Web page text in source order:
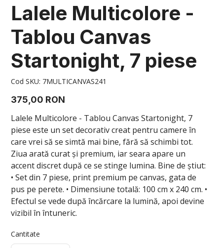
Lalele Multicolore -
Tablou Canvas
Startonight, 7 piese
Cod SKU: Cod
SKU
7MULTICANVAS241
Preț
375,00 RON
Lalele Multicolore - Tablou Canvas Startonight, 7
piese este un set decorativ creat pentru camere în
care vrei să se simtă mai bine, fără să schimbi tot.
Ziua arată curat și premium, iar seara apare un
accent discret după ce se stinge lumina. Bine de știut:
• Set din 7 piese, print premium pe canvas, gata de
pus pe perete. • Dimensiune totală: 100 cm x 240 cm. •
Efectul se vede după încărcare la lumină, apoi devine
vizibil în întuneric.
Cantitate